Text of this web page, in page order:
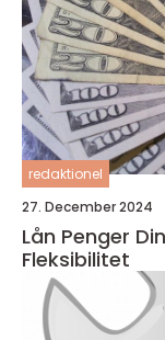
redaktionel
27. December 2024
Lån Penger Din Guide til Økonomisk
Fleksibilitet